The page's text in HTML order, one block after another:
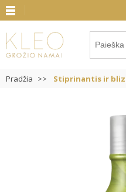
Pradžia Stiprinantis ir